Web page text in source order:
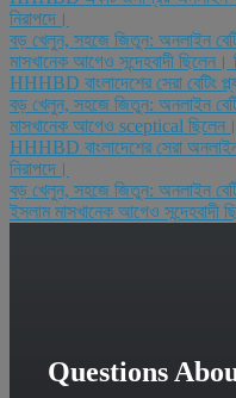
নিরাপদে।
বড় খেলুন, সহজে জিতুন: অনলাইন
মাসখানেক আগেও সন্দেহবাদী
HHHBD বাংলাদেশের সেরা বেটিং
বড় খেলুন, সহজে জিতুন: অনলাইন
মাসখানেক আগেও sceptical
HHHBD বাংলাদেশের সেরা
নিরাপদে।
বড় খেলুন, সহজে জিতুন: অনলাইন
ইসলাম মাসখানেক আগেও সন্দেহবাদী
Questions